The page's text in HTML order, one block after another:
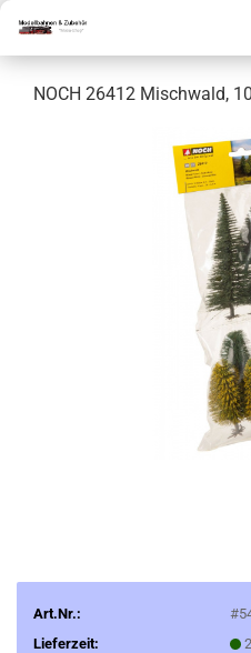
NOCH 26412 Mischwald,
Art.Nr.:
Lieferzeit: